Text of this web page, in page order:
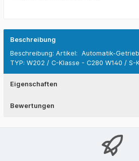
Beschreibung
Beschreibung: Artikel: Automatik-
TYP: W202 / C-Klasse - C280 W140 / S-
Eigenschaften
Bewertungen